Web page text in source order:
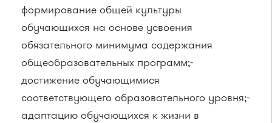
формирование общей культуры
обучающихся на основе усвоения
обязательного минимума содержания
общеобразовательных программ;-
достижение обучающимися
соответствующего образовательного уровня;-
адаптацию обучающихся к жизни в